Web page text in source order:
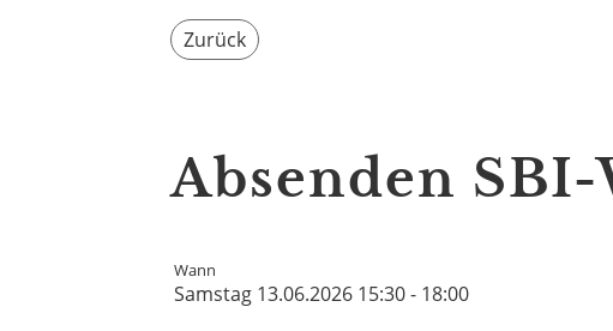
Zurück
Absenden
Wann
Samstag 13.06.2026 15:30 - 18:00